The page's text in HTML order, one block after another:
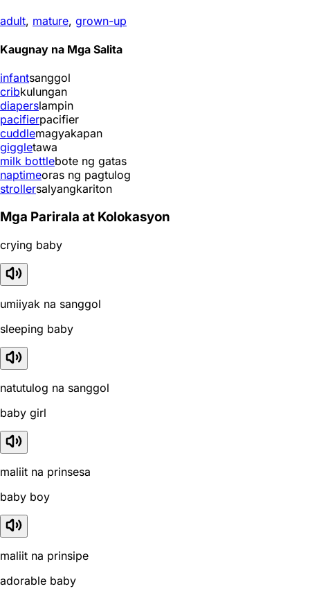
adult, mature, grown-up
Kaugnay na Mga Salita
infantsanggol
cribkulungan
diaperslampin
pacifierpacifier
cuddlemagyakapan
giggletawa
milk bottlebote ng gatas
naptimeoras ng pagtulog
strollersalyangkariton
Mga Parirala at Kolokasyon
crying baby
umiiyak na sanggol
sleeping baby
natutulog na sanggol
baby girl
maliit na prinsesa
baby boy
maliit na prinsipe
adorable baby